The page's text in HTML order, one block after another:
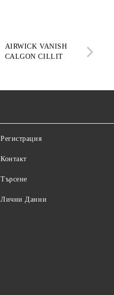
AIRWICK VANISH
CALGON CILLIT
Регистрация
Контакт
Търсене
Лични Данни